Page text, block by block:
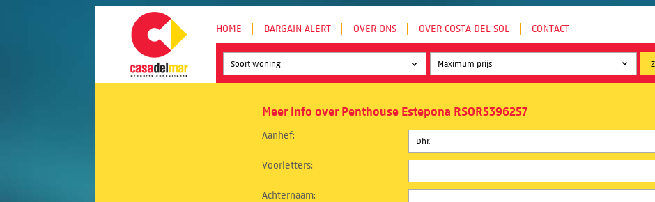
HOME BARGAIN ALERT OVER ONS OVER COSTA DEL SOL CONTACT
Soort woning
Meer info over Penthouse Estepona RSOR5396257
Aanhef:
Voorletters:
Achternaam: